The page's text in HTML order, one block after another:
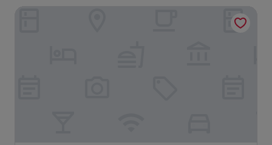
Bewertung)